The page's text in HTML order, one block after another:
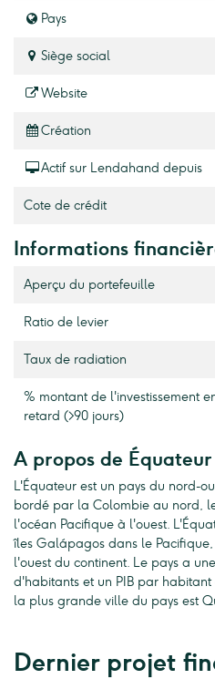
Pays
Siège social
Website
Création
Actif sur Lendahand depuis
Cote de crédit
Informations
Aperçu du portefeuille
Ratio de levier
Taux de radiation
% montant de l'investissement
retard (>90 jours)
A propos de Équateur
L'Équateur est un pays du nord-
bordé par la Colombie au nord,
l'océan Pacifique à l'ouest.
îles Galápagos dans le
l'ouest du continent. Le pays a
d'habitants et un PIB par
la plus grande ville du pays est
Dernier projet